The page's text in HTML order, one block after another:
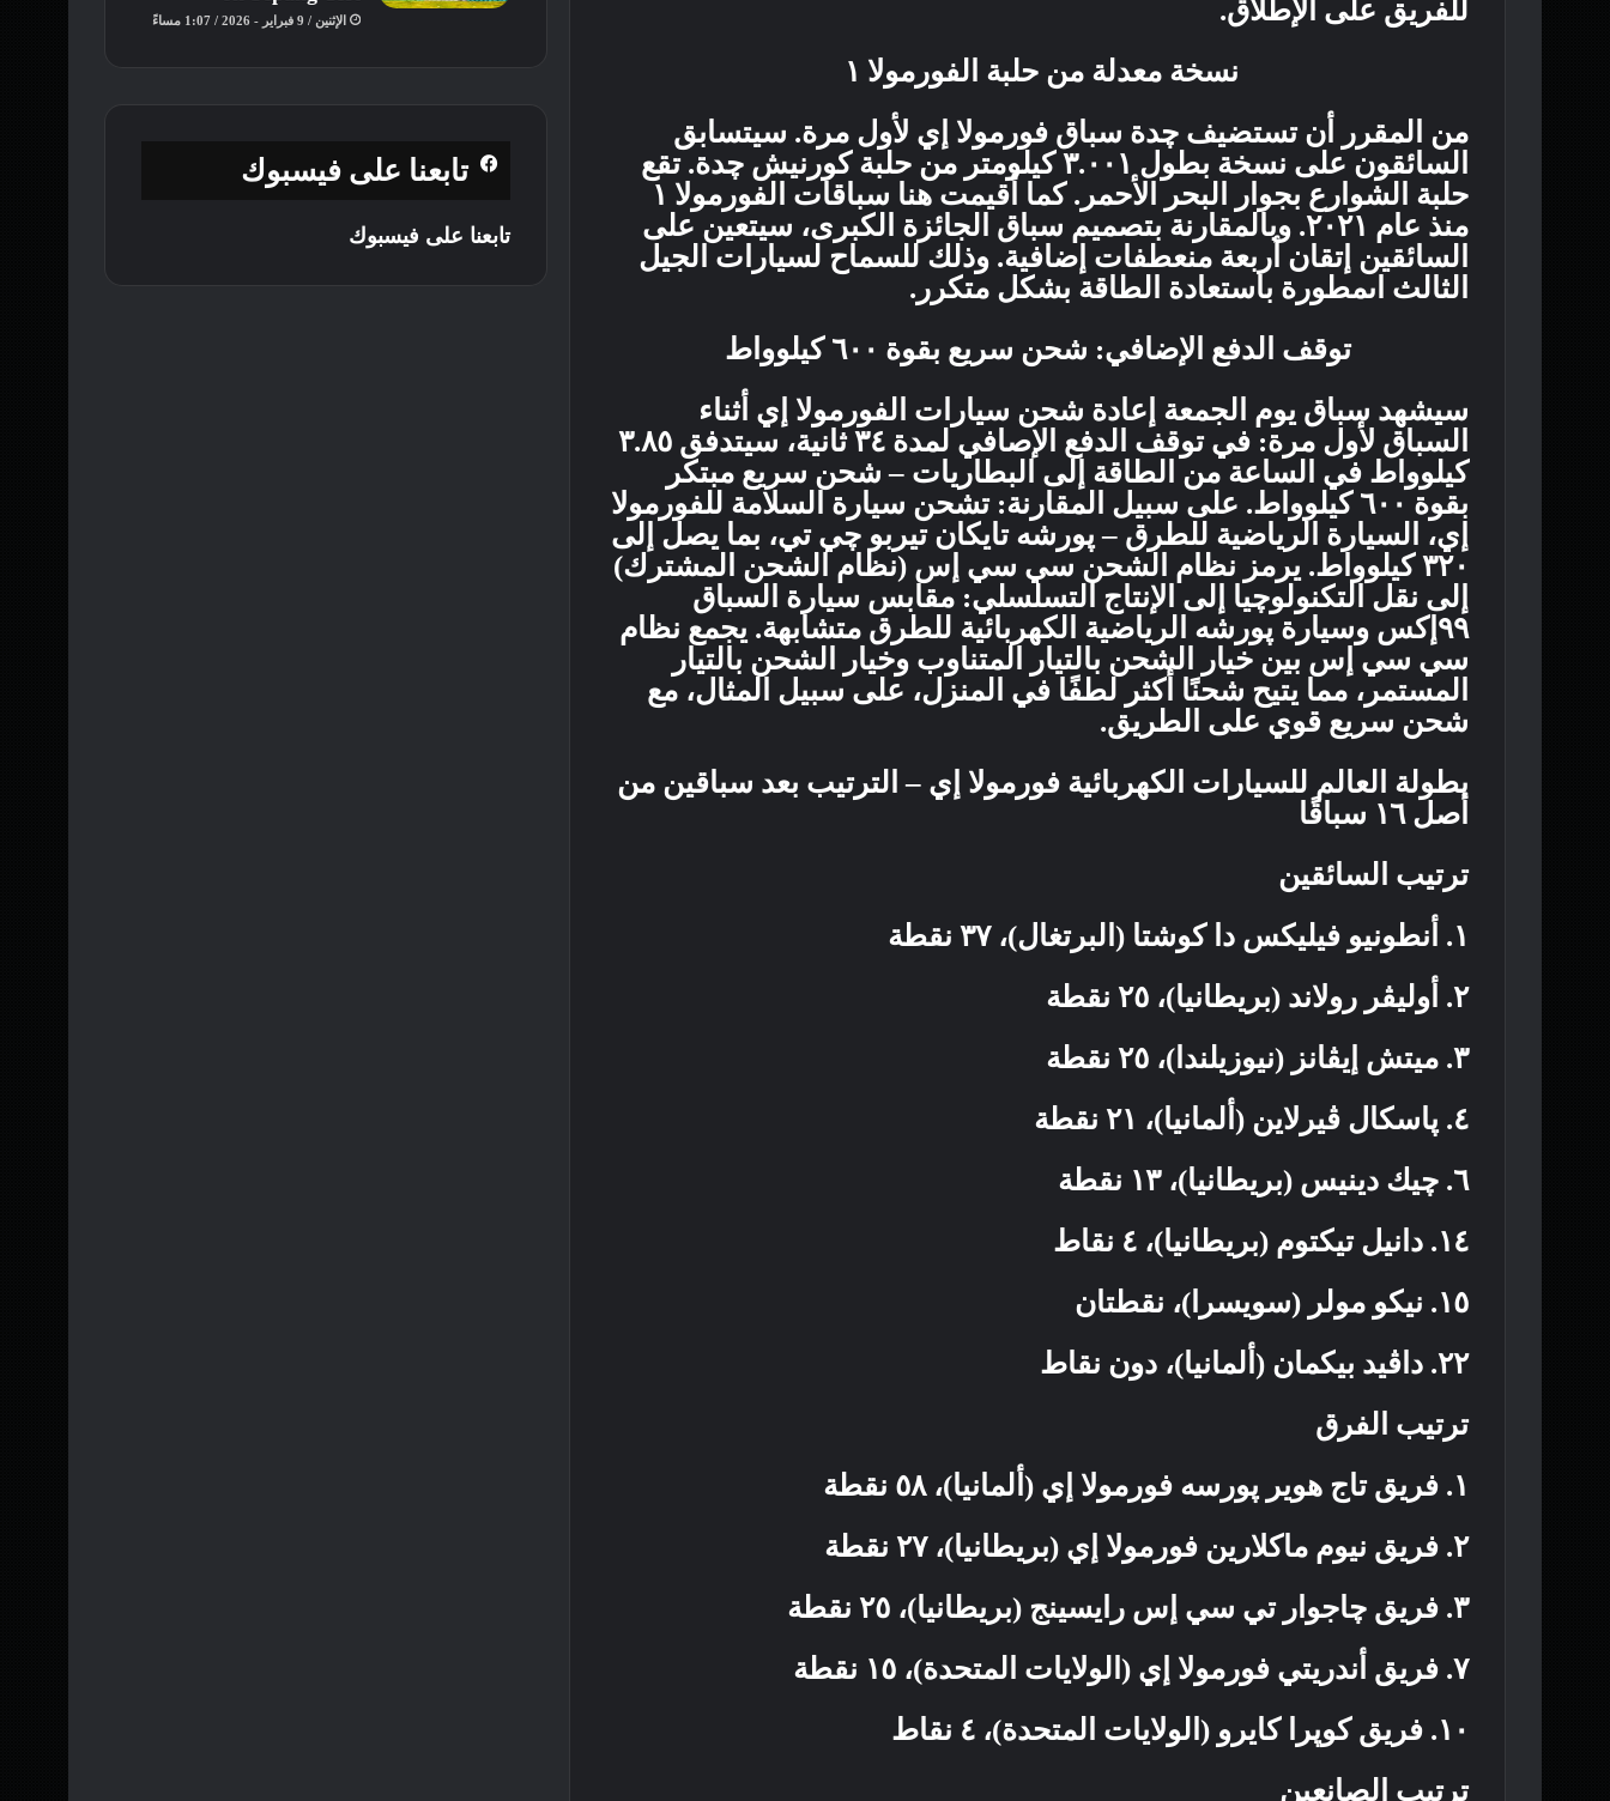
للفريق على الإطلاق.
نسخة معدلة من حلبة الفورمولا ١
من المقرر أن تستضيف چدة سباق فورمولا إي لأول مرة. سيتسابق
السائقون على نسخة بطول ٣.٠٠١ كيلومتر من حلبة كورنيش چدة. تقع
حلبة الشوارع بجوار البحر الأحمر. كما أقيمت هنا سباقات الفورمولا ١
منذ عام ٢٠٢١. وبالمقارنة بتصميم سباق الجائزة الكبرى، سيتعين على
السائقين إتقان أربعة منعطفات إضافية. وذلك للسماح لسيارات الجيل
الثالث اىمطورة باستعادة الطاقة بشكل متكرر.
توقف الدفع الإضافي: شحن سريع بقوة ٦٠٠ كيلوواط
سيشهد سباق يوم الجمعة إعادة شحن سيارات الفورمولا إي أثناء
السباق لأول مرة: في توقف الدفع الإصافي لمدة ٣٤ ثانية، سيتدفق ٣.٨٥
كيلوواط في الساعة من الطاقة إلى البطاريات – شحن سريع مبتكر
بقوة ٦٠٠ كيلوواط. على سبيل المقارنة: تشحن سيارة السلامة للفورمولا
إي، السيارة الرياضية للطرق – پورشه تايكان تيربو چي تي، بما يصل إلى
٣٢٠ كيلوواط. يرمز نظام الشحن سي سي إس (نظام الشحن المشترك)
إلى نقل التكنولوچيا إلى الإنتاج التسلسلي: مقابس سيارة السباق
٩٩إكس وسيارة پورشه الرياضية الكهربائية للطرق متشابهة. يجمع نظام
سي سي إس بين خيار الشحن بالتيار المتناوب وخيار الشحن بالتيار
المستمر، مما يتيح شحنًا أكثر لطفًا في المنزل، على سبيل المثال، مع
شحن سريع قوي على الطريق.
بطولة العالم للسيارات الكهربائية فورمولا إي – الترتيب بعد سباقين من
أصل ١٦ سباقًا
ترتيب السائقين
١. أنطونيو فيليكس دا كوشتا (البرتغال)، ٣٧ نقطة
٢. أوليڤر رولاند (بريطانيا)، ٢٥ نقطة
٣. ميتش إيڤانز (نيوزيلندا)، ٢٥ نقطة
٤. پاسكال ڤيرلاين (ألمانيا)، ٢١ نقطة
٦. چيك دينيس (بريطانيا)، ١٣ نقطة
١٤. دانيل تيكتوم (بريطانيا)، ٤ نقاط
١٥. نيكو مولر (سويسرا)، نقطتان
٢٢. داڤيد بيكمان (ألمانيا)، دون نقاط
ترتيب الفرق
١. فريق تاج هوير پورسه فورمولا إي (ألمانيا)، ٥٨ نقطة
٢. فريق نيوم ماكلارين فورمولا إي (بريطانيا)، ٢٧ نقطة
٣. فريق چاجوار تي سي إس رايسينج (بريطانيا)، ٢٥ نقطة
٧. فريق أندريتي فورمولا إي (الولايات المتحدة)، ١٥ نقطة
١٠. فريق كوپرا كايرو (الولايات المتحدة)، ٤ نقاط
ترتيب الصانعين
الإثنين / 9 فبراير - 2026 / 1:07 مساءً
تابعنا على فيسبوك
تابعنا على فيسبوك